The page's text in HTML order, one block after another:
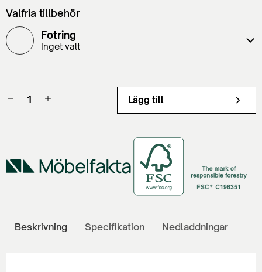
Valfria tillbehör
Fotring
Inget valt
Lägg till
Beskrivning Specifikation Nedladdningar